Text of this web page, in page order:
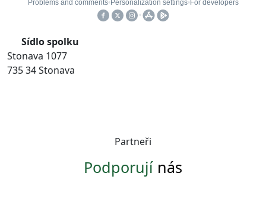
Sídlo spolku
Stonava 1077
735 34 Stonava
Partneři
Podporují nás